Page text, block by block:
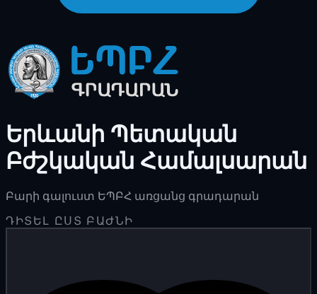
Երևանի Պետական
Բժշկական Համալսարան
Բարի գալուստ ԵՊԲՀ առցանց գրադարան
ԴԻՏԵԼ ԸՍՏ ԲԱԺՆԻ